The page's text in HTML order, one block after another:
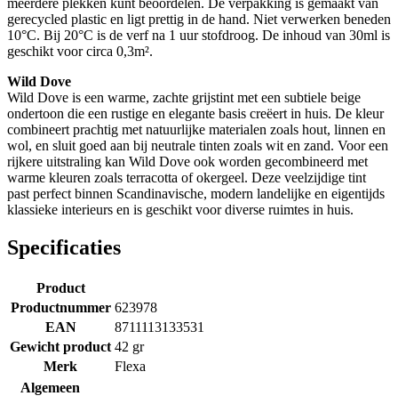
gerecycled plastic en ligt prettig in de hand. Niet verwerken beneden
10°C. Bij 20°C is de verf na 1 uur stofdroog. De inhoud van 30ml is
geschikt voor circa 0,3m².
Wild Dove
Wild Dove is een warme, zachte grijstint met een subtiele beige
ondertoon die een rustige en elegante basis creëert in huis. De kleur
combineert prachtig met natuurlijke materialen zoals hout, linnen en
wol, en sluit goed aan bij neutrale tinten zoals wit en zand. Voor een
rijkere uitstraling kan Wild Dove ook worden gecombineerd met
warme kleuren zoals terracotta of okergeel. Deze veelzijdige tint
past perfect binnen Scandinavische, modern landelijke en eigentijds
klassieke interieurs en is geschikt voor diverse ruimtes in huis.
Specificaties
Product
Productnummer 623978
EAN
8711113133531
Gewicht product 42 gr
Merk
Flexa
Algemeen